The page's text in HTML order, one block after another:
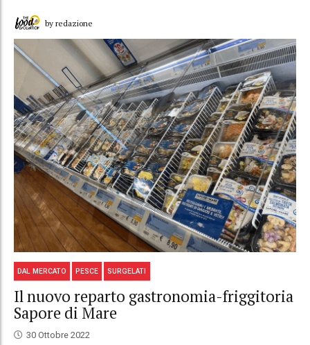
by redazione
DAL MERCATO PESCE SURGELATI
Il nuovo reparto gastronomia-friggitoria
Sapore di Mare
30 Ottobre 2022